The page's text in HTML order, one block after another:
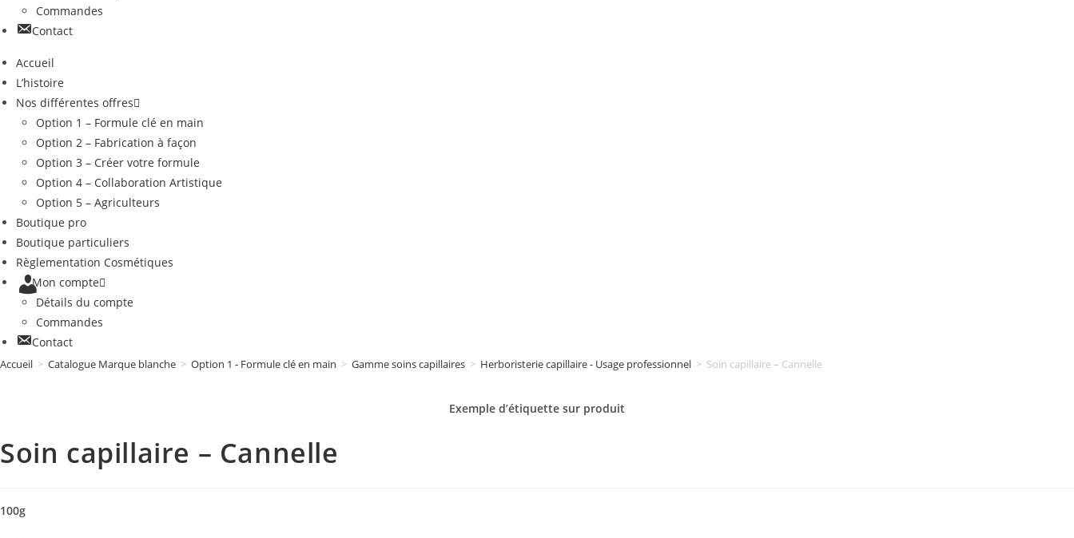
Commandes
Contact
Accueil
L’histoire
Nos différentes offres
Option 1 – Formule clé en main
Option 2 – Fabrication à façon
Option 3 – Créer votre formule
Option 4 – Collaboration Artistique
Option 5 – Agriculteurs
Boutique pro
Boutique particuliers
Règlementation Cosmétiques
Mon compte
Détails du compte
Commandes
Contact
Accueil > Catalogue Marque blanche > Option 1 - Formule clé en main > Gamme soins capillaires > Herboristerie capillaire - Usage professionnel > Soin capillaire – Cannelle
Exemple d’étiquette sur produit
Soin capillaire – Cannelle
100g